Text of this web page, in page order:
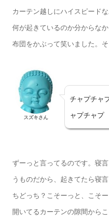
カーテン越しにハイスピード
何が起きているのか分からな
布団をかぶって笑いました。
スズキさん
チャプチャ
ャプチャプ
ずーっと言ってるのです。寝
うものだから、起きてたら寝
ちどっち？こそーっと、こそ
開いてるカーテンの隙間からこ